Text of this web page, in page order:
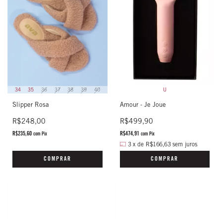
34 35 36 37 38 39 40
Slipper Rosa
R$248,00
R$235,60 com Pix
COMPRAR
U
Amour - Je Joue
R$499,90
R$474,91 com Pix
3 x de R$166,63 sem juros
COMPRAR